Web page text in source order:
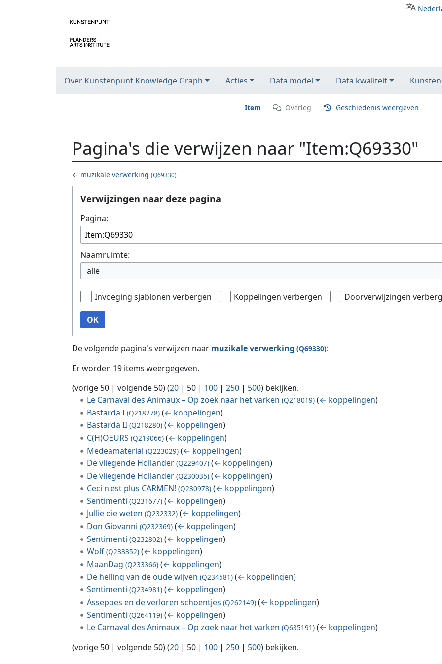
Over Kunstenpunt Knowledge Graph Acties Data model Data kwaliteit
Item Overleg Geschiedenis weergeven
Pagina's die verwijzen naar "Item:Q69330"
← muzikale verwerking (Q69330)
Ga naar:navigatie,zoeken
Verwijzingen naar deze pagina
Pagina:
Naamruimte:
alle
Invoeging sjablonen verbergen Koppelingen verbergen Doorverwijzingen
OK
De volgende pagina's verwijzen naar muzikale verwerking (Q69330):
Er worden 19 items weergegeven.
(vorige 50 | volgende 50) (20 | 50 | 100 | 250 | 500) bekijken.
Le Carnaval des Animaux – Op zoek naar het varken (Q218019) (← koppelingen)
Bastarda I (Q218278) (← koppelingen)
Bastarda II (Q218280) (← koppelingen)
C(H)OEURS (Q219066) (← koppelingen)
Medeamaterial (Q223029) (← koppelingen)
De vliegende Hollander (Q229407) (← koppelingen)
De vliegende Hollander (Q230035) (← koppelingen)
Ceci n'est plus CARMEN! (Q230978) (← koppelingen)
Sentimenti (Q231677) (← koppelingen)
Jullie die weten (Q232332) (← koppelingen)
Don Giovanni (Q232369) (← koppelingen)
Sentimenti (Q232802) (← koppelingen)
Wolf (Q233352) (← koppelingen)
MaanDag (Q233366) (← koppelingen)
De helling van de oude wijven (Q234581) (← koppelingen)
Sentimenti (Q234981) (← koppelingen)
Assepoes en de verloren schoentjes (Q262149) (← koppelingen)
Sentimenti (Q264119) (← koppelingen)
Le Carnaval des Animaux – Op zoek naar het varken (Q635191) (← koppelingen)
(vorige 50 | volgende 50) (20 | 50 | 100 | 250 | 500) bekijken.